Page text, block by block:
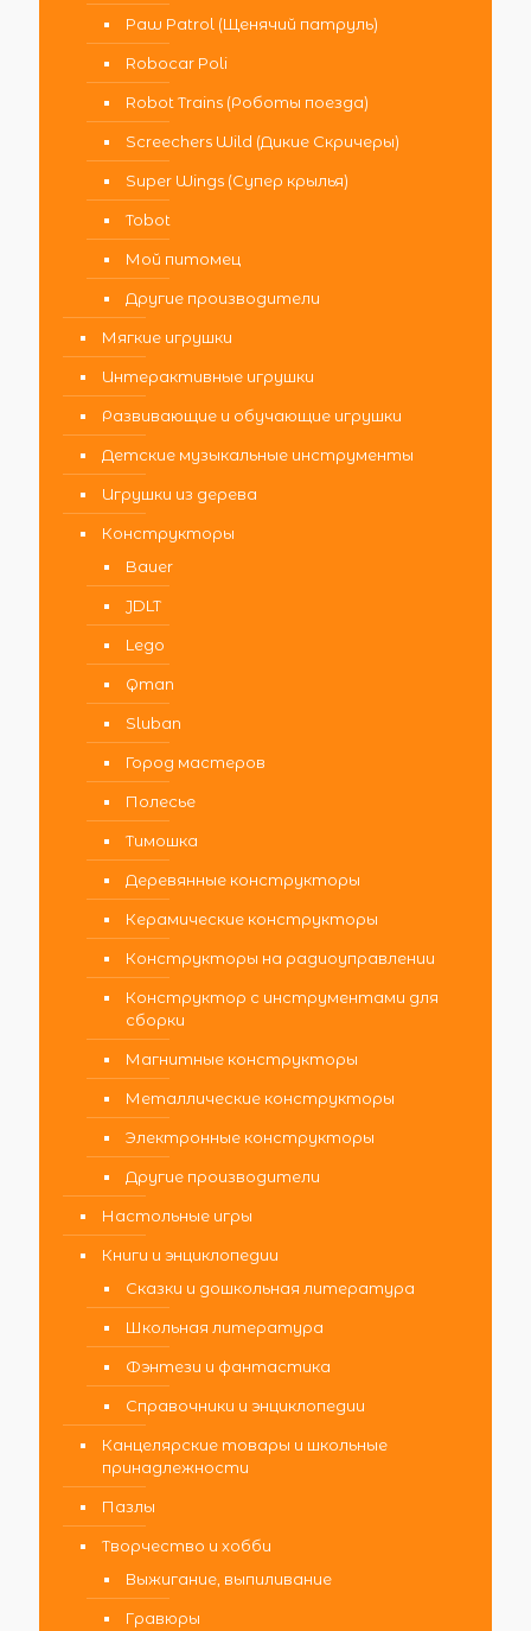
Paw Patrol (Щенячий патруль)
Robocar Poli
Robot Trains (Роботы поезда)
Screechers Wild (Дикие Скричеры)
Super Wings (Супер крылья)
Tobot
Мой питомец
Другие производители
Мягкие игрушки
Интерактивные игрушки
Развивающие и обучающие игрушки
Детские музыкальные инструменты
Игрушки из дерева
Конструкторы
Bauer
JDLT
Lego
Qman
Sluban
Город мастеров
Полесье
Тимошка
Деревянные конструкторы
Керамические конструкторы
Конструкторы на радиоуправлении
Конструктор с инструментами для
сборки
Магнитные конструкторы
Металлические конструкторы
Электронные конструкторы
Другие производители
Настольные игры
Книги и энциклопедии
Сказки и дошкольная литература
Школьная литература
Фэнтези и фантастика
Справочники и энциклопедии
Канцелярские товары и школьные
принадлежности
Пазлы
Творчество и хобби
Выжигание, выпиливание
Гравюры